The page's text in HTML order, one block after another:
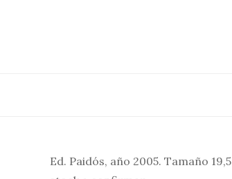
Ed. Paidós, año 2005. Tamaño